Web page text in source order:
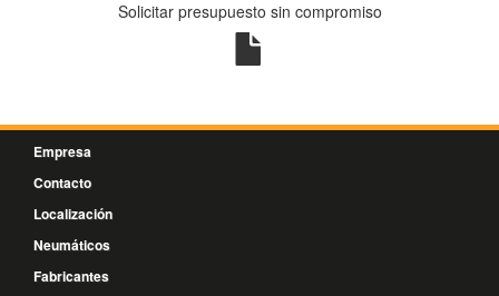
Solicitar presupuesto sin compromiso
Empresa
Contacto
Localización
Neumáticos
Fabricantes